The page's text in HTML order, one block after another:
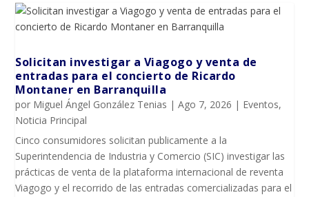
Solicitan investigar a Viagogo y venta de
entradas para el concierto de Ricardo
Montaner en Barranquilla
por Miguel Ángel González Tenias |Ago 7, 2026 | Eventos,
Noticia Principal
Cinco consumidores solicitan publicamente a la
Superintendencia de Industria y Comercio (SIC) investigar las
prácticas de venta de la plataforma internacional de reventa
Viagogo y el recorrido de las entradas comercializadas para el